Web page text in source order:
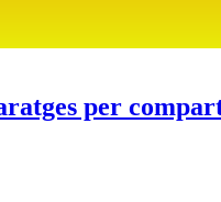
per